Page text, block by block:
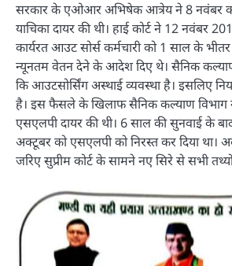
सरकार के एओआर अभिषेक आत्रेय ने 8 नवंबर को
याचिका दायर की थी। हाई कोर्ट ने 12 नवंबर
कार्यरत आउट सोर्स कर्मचारी को 1 साल के
न्यूनतम वेतन देने के आदेश दिए थे। सैनिक
कि आउटसोर्सिंग अस्थाई व्यवस्था है। इसलिए
है। इस फैसले के खिलाफ सैनिक कल्याण विभाग ने
एसएलपी दायर की थी। 6 साल की सुनवाई के
अक्टूबर को एसएलपी को निरस्त कर दिया था।
जरिए सुप्रीम कोर्ट के सामने नए सिरे से सभी